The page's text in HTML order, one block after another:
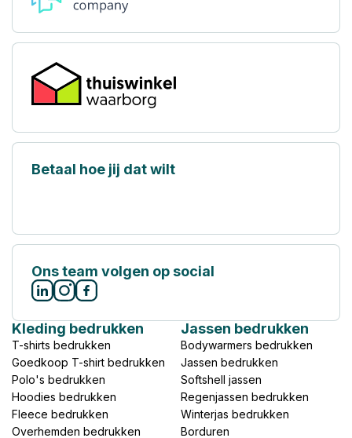
Betaal hoe jij dat wilt
Ons team volgen op social
Kleding bedrukken
T-shirts bedrukken
Goedkoop T-shirt bedrukken
Polo's bedrukken
Hoodies bedrukken
Fleece bedrukken
Overhemden bedrukken
Jassen bedrukken
Bodywarmers bedrukken
Jassen bedrukken
Softshell jassen
Regenjassen bedrukken
Winterjas bedrukken
Borduren